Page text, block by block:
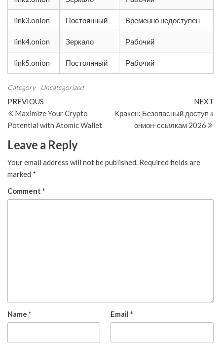
link3.onion Постоянный Временно недоступен
link4.onion Зеркало Рабочий
link5.onion Постоянный Рабочий
Category Uncategorized
Post
navigation
Previous
Post
PREVIOUS
Maximize Your Crypto
Potential with Atomic Wallet
NEXT
Кракен: Безопасный доступ к
онион-ссылкам 2026
Leave a Reply
Your email address will not be published. Required fields are
marked *
Comment *
Name * Email *